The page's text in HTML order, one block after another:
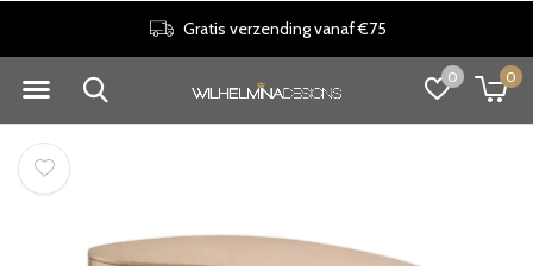
0 0
Gratis verzending vanaf €75